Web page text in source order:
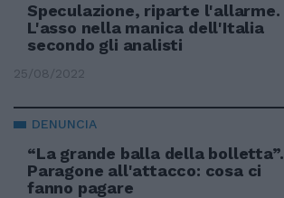
Speculazione, riparte l'allarme.
L'asso nella manica dell'Italia
secondo gli analisti
25/08/2022
DENUNCIA
“La grande balla della bolletta”.
Paragone all'attacco: cosa ci
fanno pagare